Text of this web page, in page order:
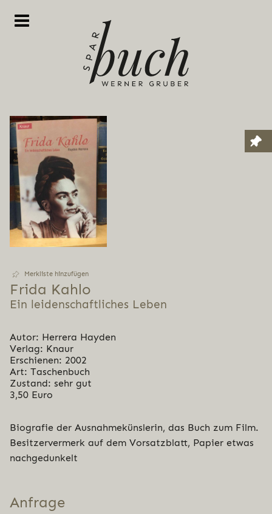
Merkliste hinzufügen
Frida Kahlo
Ein leidenschaftliches Leben
Autor: Herrera Hayden
Verlag: Knaur
Erschienen: 2002
Art: Taschenbuch
Zustand: sehr gut
3,50 Euro
Biografie der Ausnahmekünslerin, das Buch zum Film.
Besitzervermerk auf dem Vorsatzblatt, Papier etwas
nachgedunkelt
Anfrage